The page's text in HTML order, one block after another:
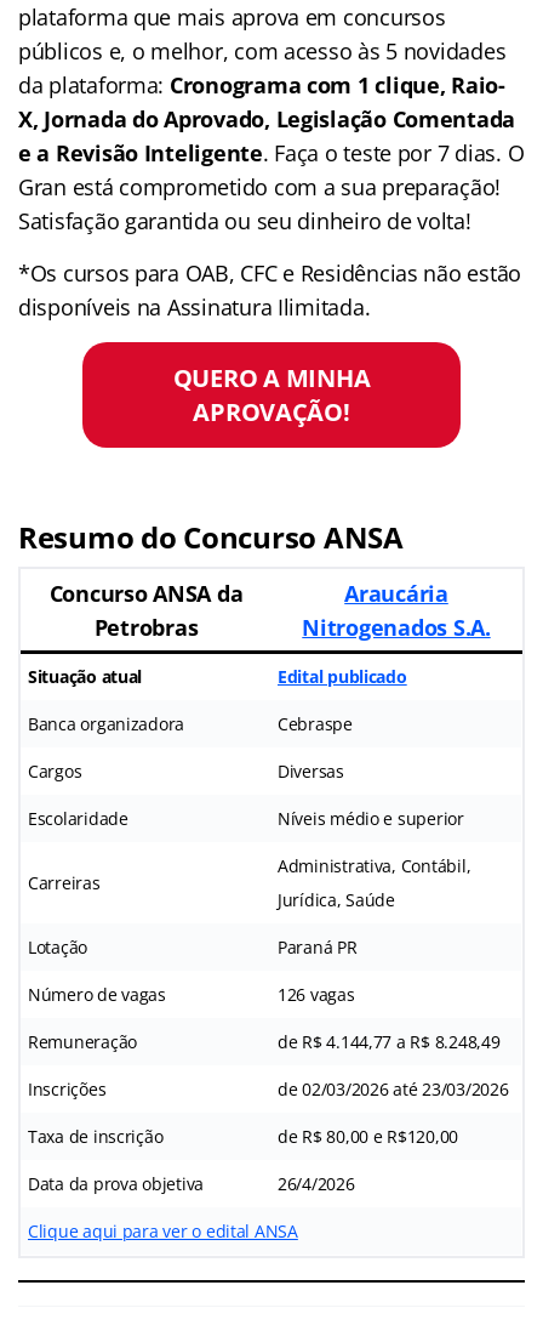
plataforma que mais aprova em concursos
públicos e, o melhor, com acesso às 5 novidades
da plataforma: Cronograma com 1 clique, Raio-
X, Jornada do Aprovado, Legislação Comentada
e a Revisão Inteligente. Faça o teste por 7 dias. O
Gran está comprometido com a sua preparação!
Satisfação garantida ou seu dinheiro de volta!
*Os cursos para OAB, CFC e Residências não estão
disponíveis na Assinatura Ilimitada.
QUERO A MINHA
APROVAÇÃO!
Resumo do Concurso ANSA
Concurso ANSA da
Petrobras
Araucária
Nitrogenados S.A.
Situação atual Edital publicado
Banca organizadora Cebraspe
Cargos Diversas
Escolaridade Níveis médio e superior
Carreiras
Administrativa, Contábil,
Jurídica, Saúde
Lotação Paraná PR
Número de vagas 126 vagas
Remuneração de R$ 4.144,77 a R$ 8.248,49
Inscrições de 02/03/2026 até 23/03/2026
Taxa de inscrição de R$ 80,00 e R$120,00
Data da prova objetiva 26/4/2026
Clique aqui para ver o edital ANSA